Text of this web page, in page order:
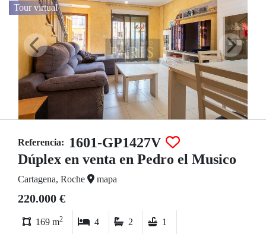
Tour virtual
Referencia:
1601-GP1427V
Dúplex en venta en Pedro el Musico
Cartagena, Roche mapa
220.000 €
169 m2 4 2 1